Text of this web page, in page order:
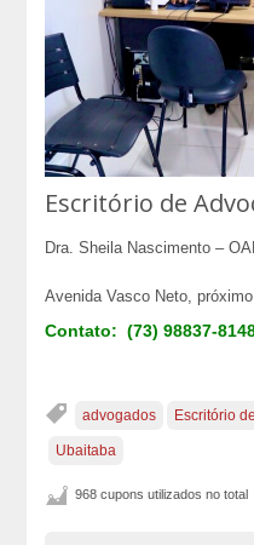
Escritório de
Dra. Sheila Nascimento –
Avenida Vasco Neto,
Contato: (73) 98837-
advogados Escritório
Ubaitaba
968 cupons utilizados no total